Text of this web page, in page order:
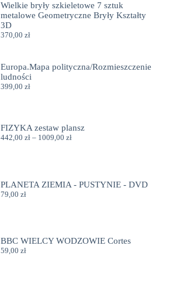
Wielkie bryły szkieletowe 7 sztuk
metalowe Geometryczne Bryły Kształty
3D
370,00zł
Europa.Mapa polityczna/Rozmieszczenie
ludności
399,00zł
FIZYKA zestaw plansz
442,00zł – 1009,00złZakres
1009,00 zł
PLANETA ZIEMIA - PUSTYNIE - DVD
79,00zł
BBC WIELCY WODZOWIE Cortes
59,00zł